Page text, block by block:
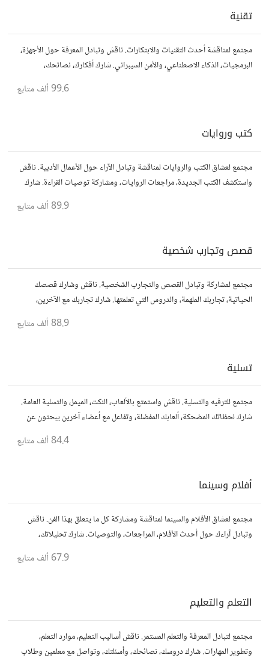
تقنية
مجتمع لمناقشة أحدث التقنيات والابتكارات. ناقش وتبادل المعرفة حول الأجهزة،
البرمجيات، الذكاء الاصطناعي، والأمن السيبراني. شارك أفكارك، نصائحك،
99.6 ألف متابع
كتب وروايات
مجتمع لعشاق الكتب والروايات لمناقشة وتبادل الآراء حول الأعمال الأدبية. ناقش
واستكشف الكتب الجديدة، مراجعات الروايات، ومشاركة توصيات القراءة. شارك
89.9 ألف متابع
قصص وتجارب شخصية
مجتمع لمشاركة وتبادل القصص والتجارب الشخصية. ناقش وشارك قصصك
الحياتية، تجاربك الملهمة، والدروس التي تعلمتها. شارك تجاربك مع الآخرين،
88.9 ألف متابع
تسلية
مجتمع للترفيه والتسلية. ناقش واستمتع بالألعاب، النكت، الميمز، والتسلية العامة.
شارك لحظاتك المضحكة، ألعابك المفضلة، وتفاعل مع أعضاء آخرين يبحثون عن
84.4 ألف متابع
أفلام وسينما
مجتمع لعشاق الأفلام والسينما لمناقشة ومشاركة كل ما يتعلق بهذا الفن. ناقش
وتبادل آراءك حول أحدث الأفلام، المراجعات، والتوصيات. شارك تحليلاتك،
قصصك، واستمتع بنقاشات حول الأفلام والمخرجين والسيناريوهات.
67.9 ألف متابع
التعلم والتعليم
مجتمع لتبادل المعرفة والتعلم المستمر. ناقش أساليب التعليم، موارد التعلم،
وتطوير المهارات. شارك دروسك، نصائحك، وأسئلتك، وتواصل مع معلمين وطلاب